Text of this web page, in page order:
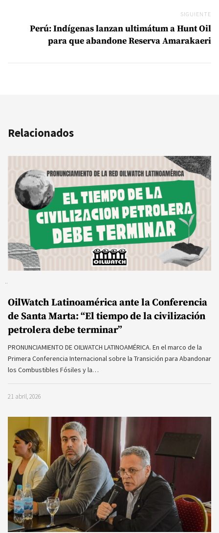
SIGUIENTE
Perú: Indígenas lanzan ultimátum a Hunt Oil
para que abandone Reserva Amarakaeri
Relacionados
OilWatch Latinoamérica ante la Conferencia
de Santa Marta: “El tiempo de la civilización
petrolera debe terminar”
PRONUNCIAMIENTO DE OILWATCH LATINOAMÉRICA. En el marco de la
Primera Conferencia Internacional sobre la Transición para Abandonar
los Combustibles Fósiles y la…
21 abril, 2026